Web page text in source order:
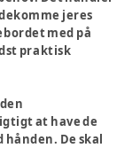
jeres
med på
praktisk
at have de
De skal